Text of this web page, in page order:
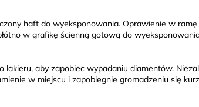
haft do wyeksponowania. Oprawienie w
w grafikę ścienną gotową do
aby zapobiec wypadaniu diamentów.
w miejscu i zapobiegnie gromadzeniu się